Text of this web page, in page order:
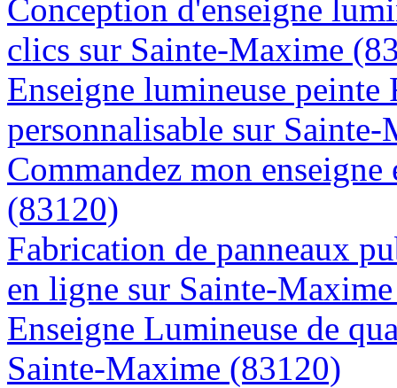
Conception d'enseigne
clics sur Sainte-Maxime
Enseigne lumineuse
personnalisable sur
Commandez mon
(83120)
Fabrication de panneaux
en ligne sur Sainte-
Enseigne Lumineuse de
Sainte-Maxime (83120)